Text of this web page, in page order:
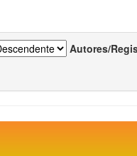
Autores/